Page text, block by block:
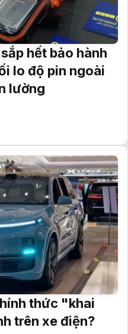
hết bảo hành
lo độ pin ngoài
lường
thức "khai
trên xe điện?